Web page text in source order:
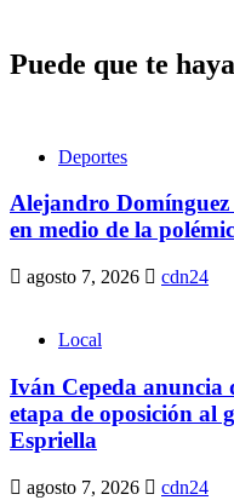
Puede que te
Deportes
Alejandro
en medio de la
agosto 7, 2026 cdn24
Local
Iván Cepeda anuncia
etapa de oposición al
Espriella
agosto 7, 2026 cdn24